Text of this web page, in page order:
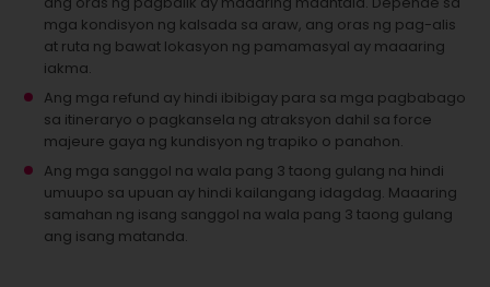
mga kondisyon ng kalsada sa araw, ang oras ng pag-alis
at ruta ng bawat lokasyon ng pamamasyal ay maaaring
iakma.
Ang mga refund ay hindi ibibigay para sa mga pagbabago
sa itineraryo o pagkansela ng atraksyon dahil sa force
majeure gaya ng kundisyon ng trapiko o panahon.
Ang mga sanggol na wala pang 3 taong gulang na hindi
umuupo sa upuan ay hindi kailangang idagdag. Maaaring
samahan ng isang sanggol na wala pang 3 taong gulang
ang isang matanda.